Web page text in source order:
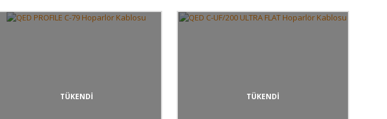
TÜKENDİ TÜKENDİ